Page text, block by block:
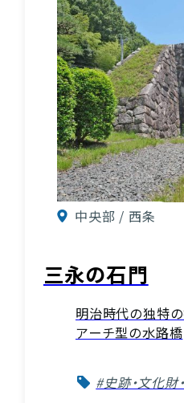
中央部 / 西条
三永の石門
明治時代の独特
アーチ型の水路橋
#史跡・文化財